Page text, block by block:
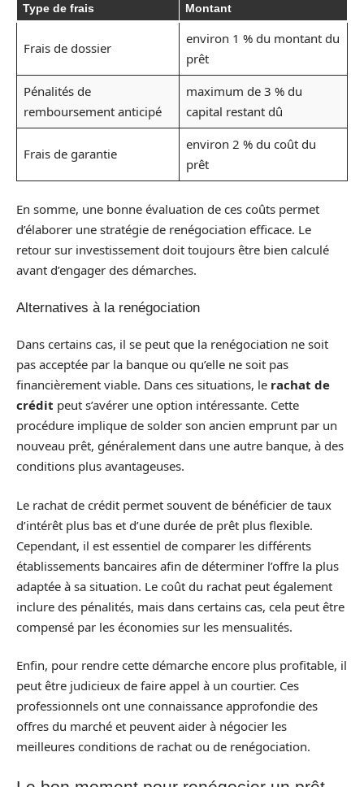
Type de frais Montant
Frais de dossier
environ 1 % du montant du
prêt
Pénalités de
remboursement anticipé
maximum de 3 % du
capital restant dû
Frais de garantie
environ 2 % du coût du
prêt
En somme, une bonne évaluation de ces coûts permet
d’élaborer une stratégie de renégociation efficace. Le
retour sur investissement doit toujours être bien calculé
avant d’engager des démarches.
Alternatives à la renégociation
Dans certains cas, il se peut que la renégociation ne soit
pas acceptée par la banque ou qu’elle ne soit pas
financièrement viable. Dans ces situations, le rachat de
crédit peut s’avérer une option intéressante. Cette
procédure implique de solder son ancien emprunt par un
nouveau prêt, généralement dans une autre banque, à des
conditions plus avantageuses.
Le rachat de crédit permet souvent de bénéficier de taux
d’intérêt plus bas et d’une durée de prêt plus flexible.
Cependant, il est essentiel de comparer les différents
établissements bancaires afin de déterminer l’offre la plus
adaptée à sa situation. Le coût du rachat peut également
inclure des pénalités, mais dans certains cas, cela peut être
compensé par les économies sur les mensualités.
Enfin, pour rendre cette démarche encore plus profitable, il
peut être judicieux de faire appel à un courtier. Ces
professionnels ont une connaissance approfondie des
offres du marché et peuvent aider à négocier les
meilleures conditions de rachat ou de renégociation.